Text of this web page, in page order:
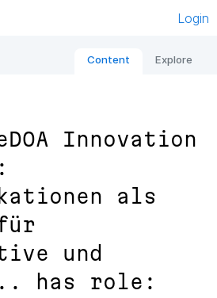
Login
Content Explore
Innovation
als
und
has role: